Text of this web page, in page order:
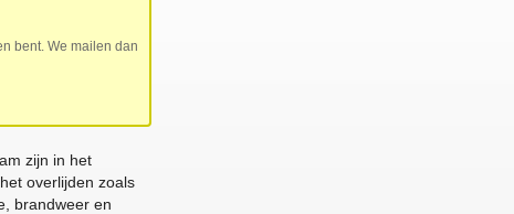
bent. We mailen dan
zijn in het
overlijden zoals
brandweer en